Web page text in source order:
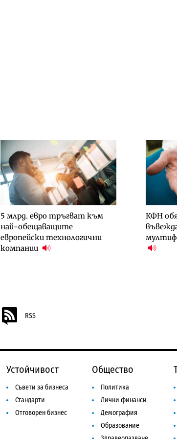
5 млрд. евро тръгват към
най-обещаващите
европейски технологични
компании
КФН
RSS
Устойчивост
Съвети за бизнеса
Стандарти
Отговорен бизнес
Общество
Политика
Лични финанси
Демография
Образование